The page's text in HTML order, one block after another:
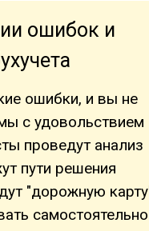
ошибок и
ошибки, и вы не
с удовольствием
проведут анализ
пути решения
"дорожную
самостоятельно